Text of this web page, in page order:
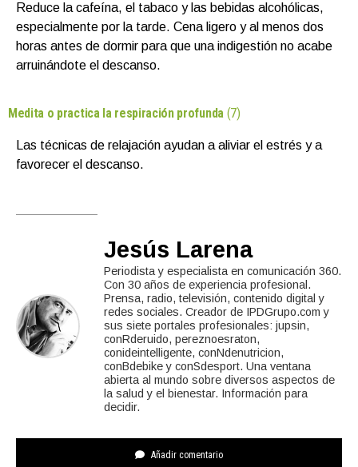
Reduce la cafeína, el tabaco y las bebidas alcohólicas,
especialmente por la tarde. Cena ligero y al menos dos
horas antes de dormir para que una indigestión no acabe
arruinándote el descanso.
Medita o practica la respiración profunda(7)
Las técnicas de relajación ayudan a aliviar el estrés y a
favorecer el descanso.
Jesús Larena
Periodista y especialista en comunicación 360.
Con 30 años de experiencia profesional.
Prensa, radio, televisión, contenido digital y
redes sociales. Creador de IPDGrupo.com y
sus siete portales profesionales: jupsin,
conRderuido, pereznoesraton,
conideintelligente, conNdenutricion,
conBdebike y conSdesport. Una ventana
abierta al mundo sobre diversos aspectos de
la salud y el bienestar. Información para
decidir.
Añadir comentario